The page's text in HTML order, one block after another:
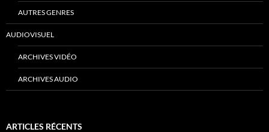
AUTRES GENRES
AUDIOVISUEL
ARCHIVES VIDÉO
ARCHIVES AUDIO
ARTICLES RÉCENTS